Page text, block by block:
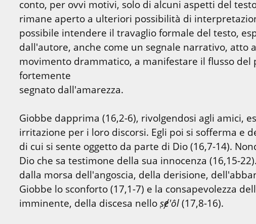
conto, per ovvi motivi, solo di alcuni aspetti del
rimane aperto a ulteriori possibilità di
possibile intendere il travaglio formale del testo,
dall'autore, anche come un segnale narrativo, atto
movimento drammatico, a manifestare il flusso del
fortemente
segnato dall'amarezza.
Giobbe dapprima (16,2-6), rivolgendosi agli amici,
irritazione per i loro discorsi. Egli poi si sofferma e
di cui si sente oggetto da parte di Dio (16,7-14).
Dio che sa testimone della sua innocenza (16,15-
dalla morsa dell'angoscia, della derisione,
Giobbe lo sconforto (17,1-7) e la consapevolezza
imminente, della discesa nello ṣɇ'ôl (17,8-16).